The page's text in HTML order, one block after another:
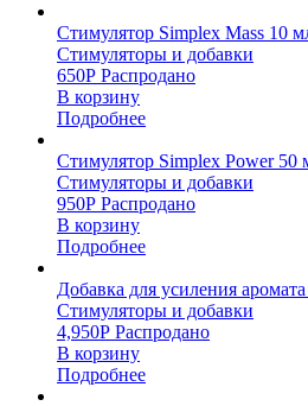
Стимулятор Simplex Mass 10
Стимуляторы и добавки
650Р Распродано
В корзину
Подробнее
Стимулятор Simplex Power 50
Стимуляторы и добавки
950Р Распродано
В корзину
Подробнее
Добавка для усиления
Стимуляторы и добавки
4,950Р Распродано
В корзину
Подробнее